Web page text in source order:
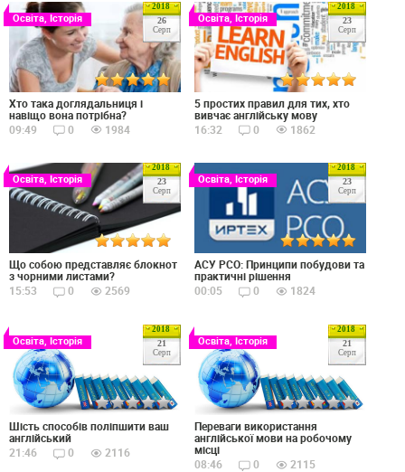
2018
26
Серп
Освіта, Історія
Хто така доглядальниця і
навіщо вона потрібна?
09:49
0 1984
2018
23
Серп
Освіта, Історія
5 простих правил для тих, хто
вивчає англійську мову
16:32
0 1862
2018
23
Серп
Освіта, Історія
Що собою представляє блокнот
з чорними листами?
15:53
0 2569
2018
23
Серп
Освіта, Історія
АСУ РСО: Принципи побудови та
практичні рішення
00:05
0 1824
2018
21
Серп
Освіта, Історія
Шість способів поліпшити ваш
англійський
21:46
0 2116
2018
21
Серп
Освіта, Історія
Переваги використання
англійської мови на робочому
місці
08:46
0 2115